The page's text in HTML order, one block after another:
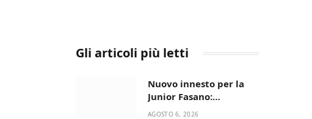
Gli articoli più letti
Nuovo innesto per la
Junior Fasano:
ingaggiato il
AGOSTO 6, 2026